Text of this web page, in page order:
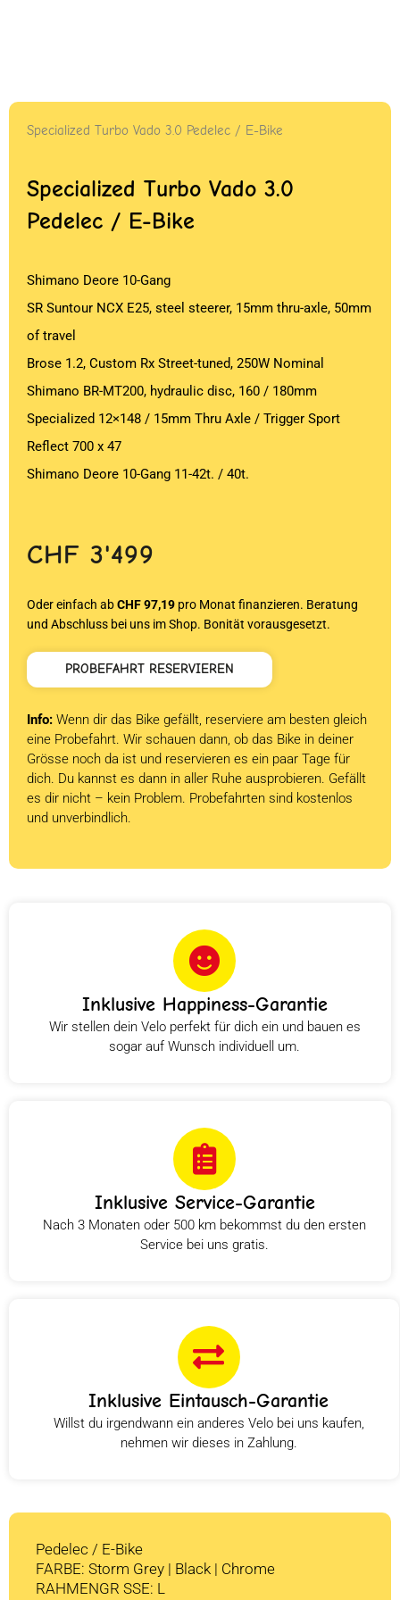
Specialized Turbo Vado 3.0 Pedelec / E-Bike
Specialized Turbo Vado 3.0
Pedelec / E-Bike
Shimano Deore 10-Gang
SR Suntour NCX E25, steel steerer, 15mm thru-axle, 50mm
of travel
Brose 1.2, Custom Rx Street-tuned, 250W Nominal
Shimano BR-MT200, hydraulic disc, 160 / 180mm
Specialized 12×148 / 15mm Thru Axle / Trigger Sport
Reflect 700 x 47
Shimano Deore 10-Gang 11-42t. / 40t.
CHF 3'499
Oder einfach abCHF 97,19 pro Monat finanzieren. Beratung
und Abschluss bei uns im Shop. Bonität vorausgesetzt.
PROBEFAHRT RESERVIEREN
Info: Wenn dir das Bike gefällt, reserviere am besten gleich
eine Probefahrt. Wir schauen dann, ob das Bike in deiner
Grösse noch da ist und reservieren es ein paar Tage für
dich. Du kannst es dann in aller Ruhe ausprobieren. Gefällt
es dir nicht – kein Problem. Probefahrten sind kostenlos
und unverbindlich.
Inklusive Happiness-Garantie
Wir stellen dein Velo perfekt für dich ein und bauen es
sogar auf Wunsch individuell um.
Inklusive Service-Garantie
Nach 3 Monaten oder 500 km bekommst du den ersten
Service bei uns gratis.
Inklusive Eintausch-Garantie
Willst du irgendwann ein anderes Velo bei uns kaufen,
nehmen wir dieses in Zahlung.
Pedelec / E-Bike
FARBE: Storm Grey | Black | Chrome
RAHMENGR SSE: L